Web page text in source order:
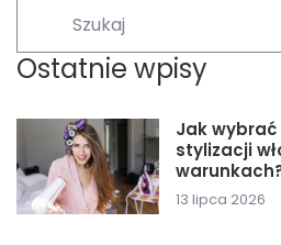
Ostatnie wpisy
Jak
stylizacji
13 lipca 2026